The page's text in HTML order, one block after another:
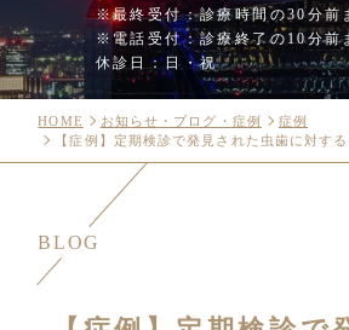
※最終受付：診療時間の30分前
※電話受付：診療終了の10分前
休診日：日・祝
HOME お知らせ・ブログ・症例
症例
【症例】定期検診で発見された虫歯に対す
BLOG